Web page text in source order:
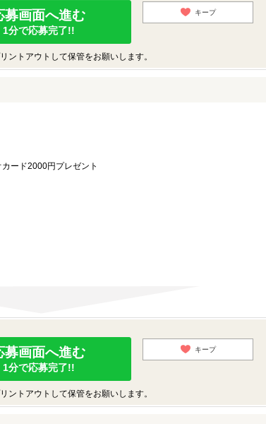
募画面へ進む
1分で応募完了!!
キープ
トアウトして保管をお願いします。
ード2000円プレゼント
募画面へ進む
1分で応募完了!!
キープ
トアウトして保管をお願いします。